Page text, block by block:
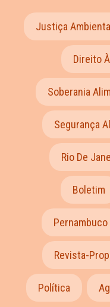
Justiça Ambiental
Direito
Soberania
Segurança
Rio De
Boletim
Pernambuco
Revista-
Política